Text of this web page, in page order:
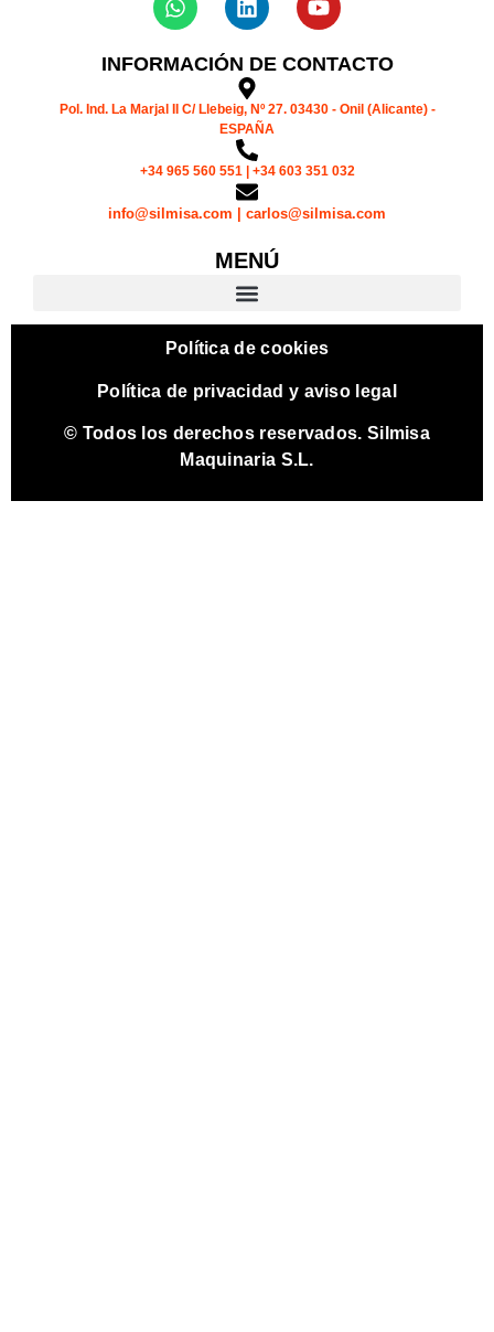
INFORMACIÓN DE CONTACTO
Pol. Ind. La Marjal II C/ Llebeig, Nº 27. 03430 - Onil (Alicante) -
ESPAÑA
+34 965 560 551 | +34 603 351 032
info@silmisa.com | carlos@silmisa.com
MENÚ
Política de cookies
Política de privacidad y aviso legal
© Todos los derechos reservados. Silmisa
Maquinaria S.L.